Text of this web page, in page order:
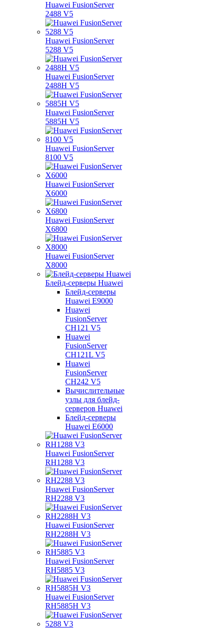
Huawei FusionServer
2488 V5
Huawei FusionServer
5288 V5
Huawei FusionServer
2488H V5
Huawei FusionServer
5885H V5
Huawei FusionServer
8100 V5
Huawei FusionServer
X6000
Huawei FusionServer
X6800
Huawei FusionServer
X8000
Блейд-серверы Huawei
Блейд-серверы
Huawei E9000
Huawei
FusionServer
CH121 V5
Huawei
FusionServer
CH121L V5
Huawei
FusionServer
CH242 V5
Вычислительные
узлы для блейд-
серверов Huawei
Блейд-серверы
Huawei E6000
Huawei FusionServer
RH1288 V3
Huawei FusionServer
RH2288 V3
Huawei FusionServer
RH2288H V3
Huawei FusionServer
RH5885 V3
Huawei FusionServer
RH5885H V3